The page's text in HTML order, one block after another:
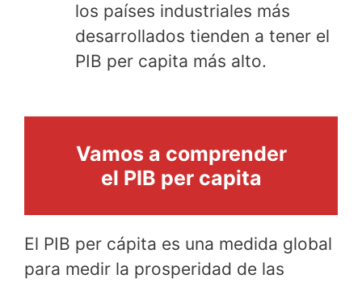
los países industriales más
desarrollados tienden a tener el
PIB per capita más alto.
Vamos a comprender
el PIB per capita
El PIB per cápita es una medida global
para medir la prosperidad de las